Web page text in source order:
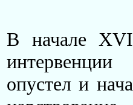
В начале
опустел и